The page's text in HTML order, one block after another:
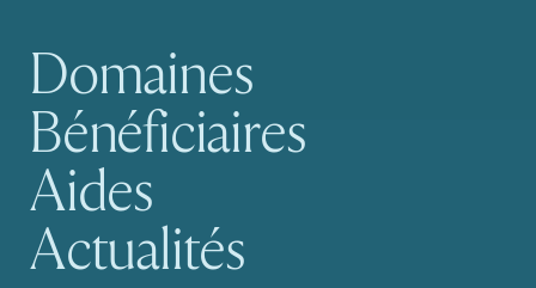
Navigation principale
Domaines
Bénéficiaires
Aides
Actualités